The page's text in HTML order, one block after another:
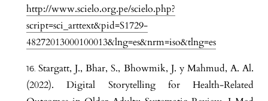
http://www.scielo.org.pe/scielo.php?
script=sci_arttext&pid=S1729-
48272013000100013&lng=es&nrm=iso&tlng=es
Stargatt, J., Bhar, S., Bhowmik, J. y Mahmud, A. Al.
(2022). Digital Storytelling for Health-Related